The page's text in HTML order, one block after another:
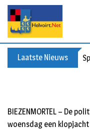
p
Laatste Nieuws
BIEZENMORTEL – De
woensdag een